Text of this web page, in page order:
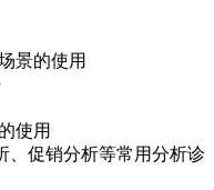
景的使用
使用
、促销分析等常用分析诊